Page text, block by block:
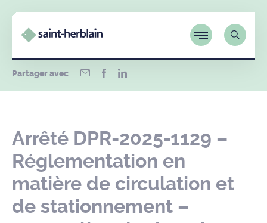
Partager avec
Arrêté DPR-2025-1129 –
Réglementation en
matière de circulation et
de stationnement –